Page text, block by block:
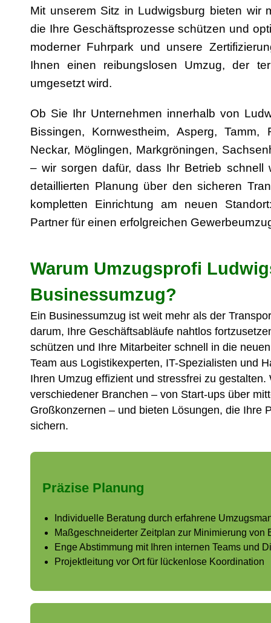
Mit unserem Sitz in Ludwigsburg bieten wir
die Ihre Geschäftsprozesse schützen und
moderner Fuhrpark und unsere
Ihnen einen reibungslosen Umzug, der
umgesetzt wird.
Ob Sie Ihr Unternehmen innerhalb von
Bissingen, Kornwestheim, Asperg,
Neckar, Möglingen, Markgröningen,
– wir sorgen dafür, dass Ihr Betrieb schnell
detaillierten Planung über den sicheren
kompletten Einrichtung am neuen
Partner für einen erfolgreichen
Warum Umzugsprofi
Businessumzug?
Ein Businessumzug ist weit mehr als der
darum, Ihre Geschäftsabläufe nahtlos
schützen und Ihre Mitarbeiter schnell in die
Team aus Logistikexperten, IT-Spezialisten und
Ihren Umzug effizient und stressfrei zu
verschiedener Branchen – von Start-ups über
Großkonzernen – und bieten Lösungen, die Ihre
sichern.
Präzise Planung
Individuelle Beratung durch erfahrene
Maßgeschneiderter Zeitplan zur Minimierung von
Enge Abstimmung mit Ihren internen Teams und
Projektleitung vor Ort für lückenlose Koordination